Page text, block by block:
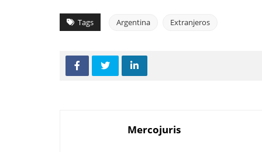
Tags Argentina Extranjeros
Mercojuris